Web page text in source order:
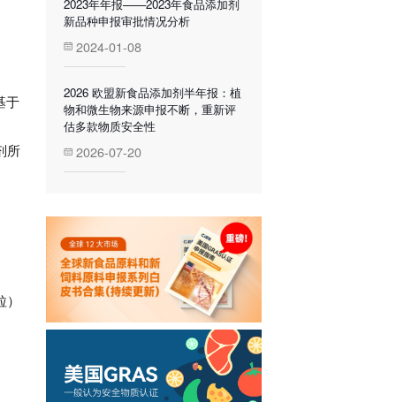
于
所
2023年年报——2023年食品添加剂
新品种申报审批情况分析
2024-01-08
2026 欧盟新食品添加剂半年报：植
物和微生物来源申报不断，重新评
估多款物质安全性
2026-07-20